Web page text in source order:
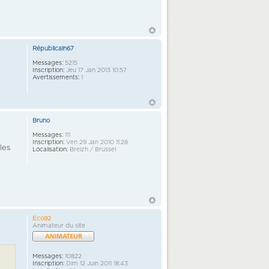
Républicain67
Messages: 5215
Inscription: Jeu 17 Jan 2013 10:57
Avertissements: 1
Bruno
Messages: 111
Inscription: Ven 29 Jan 2010 11:28
Localisation: Breizh / Brussel
Eco92
Animateur du site
Messages: 10822
Inscription: Dim 12 Juin 2011 18:43